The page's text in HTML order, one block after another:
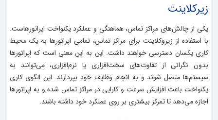
زیرکلاینت
یکی از چالش‌های مراکز تماس، هماهنگی و عملکرد یکنواخت اپراتورهاست.
با استفاده از زیروکلاینت برای مراکز تماس، تمامی اپراتورها به یک محیط
کاری یکسان دسترسی خواهند داشت. این به این معنی است که اپراتورها
بدون نگرانی از تفاوت‌های سخت‌افزاری یا نرم‌افزاری، می‌توانند به
سیستم‌ها متصل شوند و به انجام وظایف خود بپردازند. این الگوی کاری
یکنواخت باعث افزایش سرعت و کارایی در مراکز تماس شده و به اپراتورها
اجازه می‌دهد تا تمرکز بیشتری بر روی عملکرد خود داشته باشند.